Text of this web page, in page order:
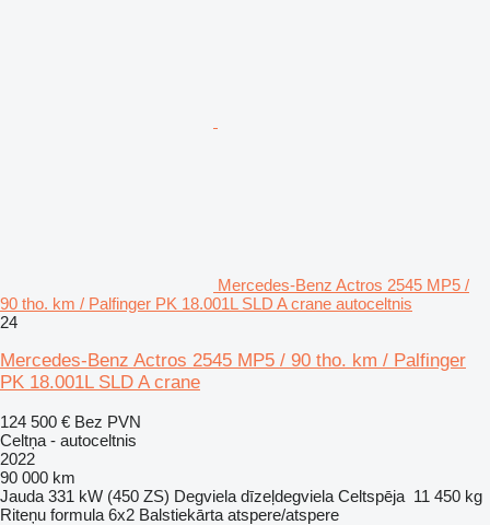
Mercedes-Benz Actros 2545 MP5 /
90 tho. km / Palfinger PK 18.001L SLD A crane autoceltnis
24
Mercedes-Benz Actros 2545 MP5 / 90 tho. km / Palfinger
PK 18.001L SLD A crane
124 500 € Bez PVN
Celtņa - autoceltnis
2022
90 000 km
Jauda 331 kW (450 ZS) Degviela dīzeļdegviela Celtspēja 11 450 kg
Riteņu formula 6x2 Balstiekārta atspere/atspere